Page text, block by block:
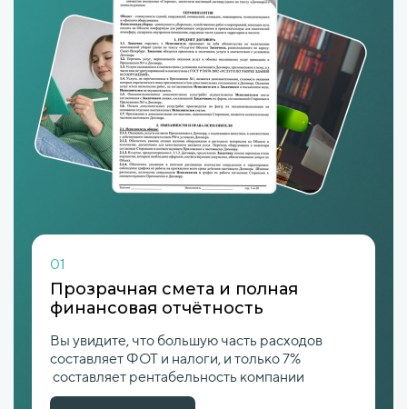
01
Прозрачная смета и полная
финансовая отчётность
Вы увидите, что большую часть расходов
составляет ФОТ и налоги, и только 7%
составляет рентабельность компании